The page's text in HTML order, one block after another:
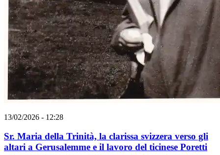
13/02/2026 - 12:28
Sr. Maria della Trinità, la clarissa svizzera verso gli
altari a Gerusalemme e il lavoro del ticinese Poretti